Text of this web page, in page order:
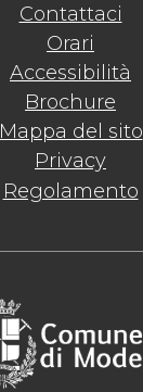
Contattaci
Orari
Accessibilità
Brochure
Mappa del sito
Privacy
Regolamento